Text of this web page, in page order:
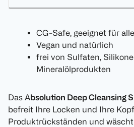
CG-Safe, geeignet für
Vegan und natürlich
frei von Sulfaten,
Mineralölprodukten
Das Absolution Deep Cleansing
befreit Ihre Locken und Ihre
Produktrückständen und